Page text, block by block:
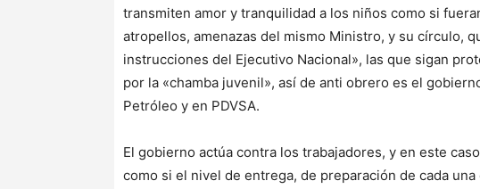
transmiten amor y tranquilidad a los niños como si
atropellos, amenazas del mismo Ministro, y su círculo,
instrucciones del Ejecutivo Nacional», las que sigan
por la «chamba juvenil», así de anti obrero es el
Petróleo y en PDVSA.
El gobierno actúa contra los trabajadores, y en este
como si el nivel de entrega, de preparación de cada